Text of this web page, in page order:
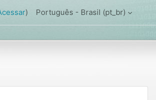
Português - Brasil ‎(pt_br)‎
)